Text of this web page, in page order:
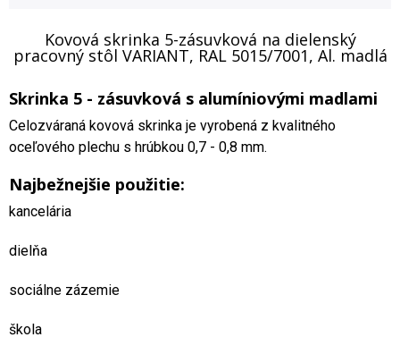
Kovová skrinka 5-zásuvková na dielenský
pracovný stôl VARIANT, RAL 5015/7001, Al. madlá
Skrinka 5 - zásuvková s alumíniovými madlami
Celozváraná kovová skrinka je vyrobená z kvalitného
oceľového plechu s hrúbkou 0,7 - 0,8 mm.
Najbežnejšie použitie:
kancelária
dielňa
sociálne zázemie
škola